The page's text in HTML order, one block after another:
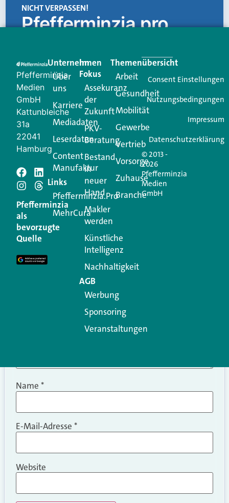
NICHT VERPASSEN!
Pfefferminzia.pro
Creator für Ihre Kundenkommunikation. Alles, was
Ihren Vertriebsalltag leichter macht. Mit nur einem
Login.
Jetzt anmelden
Schreiben Sie einen
Kommentar
Ihre E-Mail-Adresse wird nicht veröffentlicht.
Erforderliche Felder sind mit
Kommentar
Name *
E-Mail-Adresse *
Website
Pfefferminzia
Medien
GmbH
Kattunbleiche
31a
22041
Hamburg
Pfefferminzia
als
bevorzugte
Quelle
Unternehmen
Über
uns
Karriere
Mediadaten
Leserdaten
Content
Manufaktur
Links
Pfefferminzia.Pro
MehrCura
Im
Fokus
Assekuranz
der
Zukunft
PKV-
Beratung
Bestand
in
neuer
Hand
Makler
werden
Künstliche
Intelligenz
Nachhaltigkeit
AGB
Werbung
Sponsoring
Veranstaltungen
Themenübersicht
Arbeit
Gesundheit
Mobilität
Gewerbe
Vertrieb
Vorsorge
Zuhause
Branche
© 2013 -
2026
Pfefferminzia
Medien
GmbH
Consent Einstellungen
Nutzungsbedingungen
Impressum
Datenschutzerklärung